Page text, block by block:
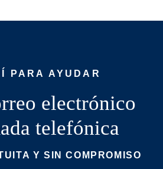
PARA AYUDAR
electrónico
telefónica
Y SIN COMPROMISO